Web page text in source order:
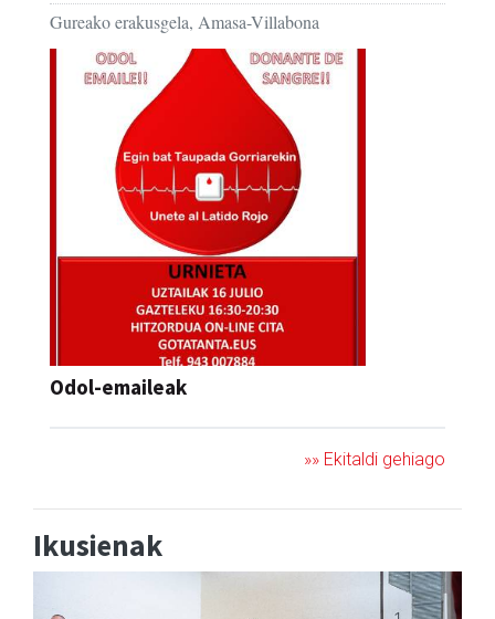
Gureako erakusgela, Amasa-Villabona
Odol-emaileak
»» Ekitaldi gehiago
Ikusienak